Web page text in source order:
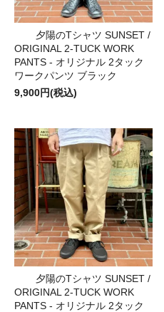
夕陽のTシャツ SUNSET /
ORIGINAL 2-TUCK WORK
PANTS - オリジナル 2タック
ワークパンツ ブラック
9,900円(税込)
夕陽のTシャツ SUNSET /
ORIGINAL 2-TUCK WORK
PANTS - オリジナル 2タック